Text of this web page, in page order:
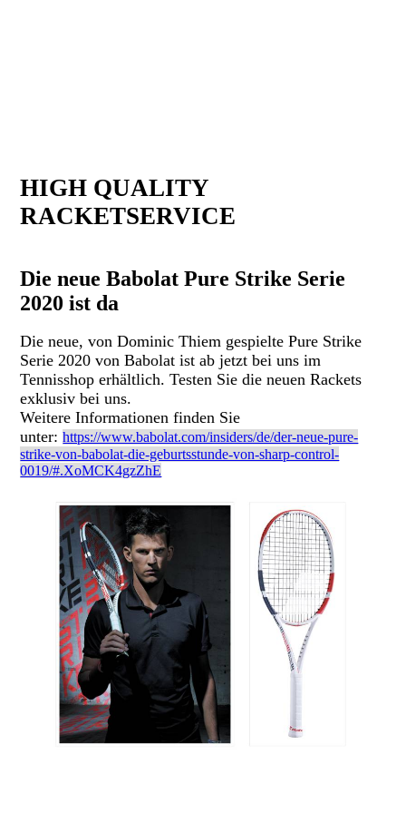
HIGH QUALITY
RACKETSERVICE
Die neue Babolat Pure Strike Serie
2020 ist da
Die neue, von Dominic Thiem gespielte Pure Strike
Serie 2020 von Babolat ist ab jetzt bei uns im
Tennisshop erhältlich. Testen Sie die neuen Rackets
exklusiv bei uns.
Weitere Informationen finden Sie
unter:https://www.babolat.com/insiders/de/der-neue-pure-
strike-von-babolat-die-geburtsstunde-von-sharp-control-
0019/#.XoMCK4gzZhE